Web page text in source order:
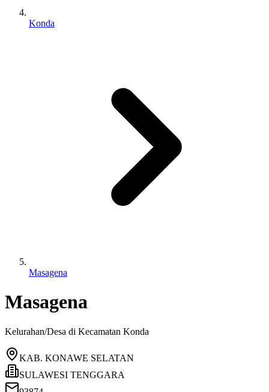
Konda
Masagena
Masagena
Kelurahan/Desa di Kecamatan Konda
KAB. KONAWE SELATAN
SULAWESI TENGGARA